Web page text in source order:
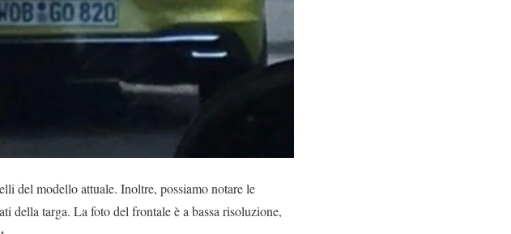
del modello attuale. Inoltre, possiamo notare le
della targa. La foto del frontale è a bassa risoluzione,